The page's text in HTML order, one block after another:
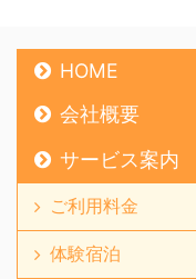
HOME
会社概要
サービス案内
ご利用料金
体験宿泊